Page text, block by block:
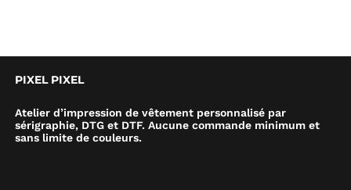
PIXEL PIXEL
Atelier d’impression de vêtement personnalisé par
sérigraphie, DTG et DTF. Aucune commande minimum et
sans limite de couleurs.